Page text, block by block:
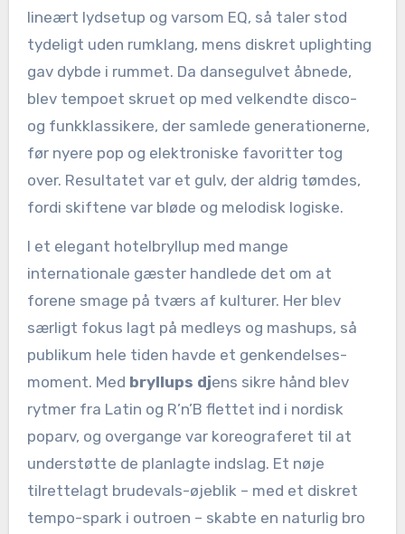
lineært lydsetup og varsom EQ, så taler stod
tydeligt uden rumklang, mens diskret uplighting
gav dybde i rummet. Da dansegulvet åbnede,
blev tempoet skruet op med velkendte disco-
og funkklassikere, der samlede generationerne,
før nyere pop og elektroniske favoritter tog
over. Resultatet var et gulv, der aldrig tømdes,
fordi skiftene var bløde og melodisk logiske.
I et elegant hotelbryllup med mange
internationale gæster handlede det om at
forene smage på tværs af kulturer. Her blev
særligt fokus lagt på medleys og mashups, så
publikum hele tiden havde et genkendelses-
moment. Med bryllups djens sikre hånd blev
rytmer fra Latin og R’n’B flettet ind i nordisk
poparv, og overgange var koreograferet til at
understøtte de planlagte indslag. Et nøje
tilrettelagt brudevals-øjeblik – med et diskret
tempo-spark i outroen – skabte en naturlig bro